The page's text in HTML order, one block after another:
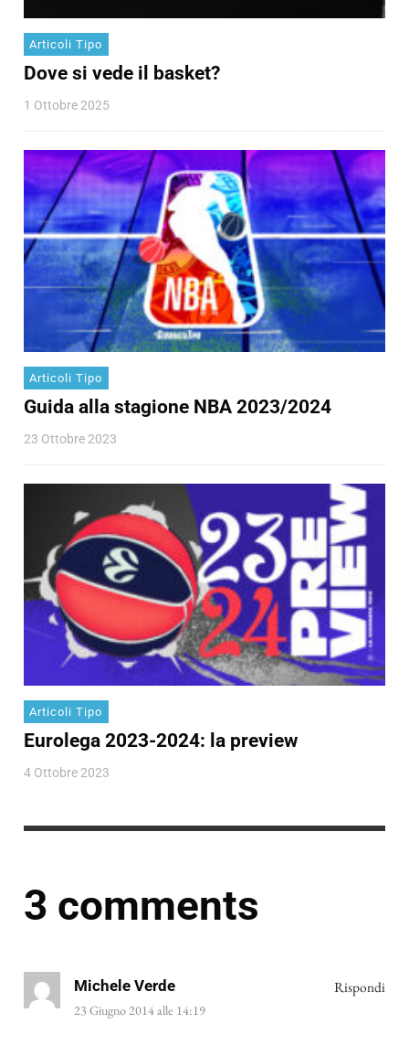
Articoli Tipo
Dove si vede il basket?
1 Ottobre 2025
Articoli Tipo
Guida alla stagione NBA 2023/2024
23 Ottobre 2023
Articoli Tipo
Eurolega 2023-2024: la preview
4 Ottobre 2023
3 comments
Michele Verde
23 Giugno 2014 alle 14:19
Rispondi